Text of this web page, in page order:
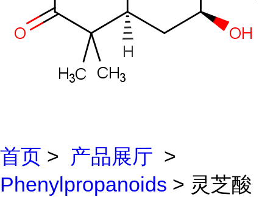
首页 > 产品展厅 >
Phenylpropanoids > 灵芝酸